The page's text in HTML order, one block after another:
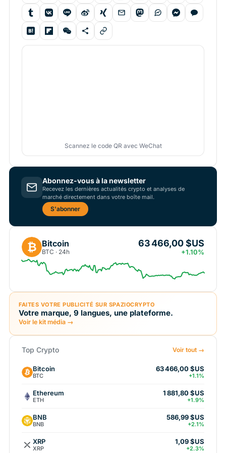
Scannez le code QR avec WeChat
Abonnez-vous à la newsletter
Recevez les dernières actualités crypto et analyses de
marché directement dans votre boîte mail.
S'abonner
₿ Bitcoin
BTC · 24h
63 466,00 $US
+1.10%
FAITES VOTRE PUBLICITÉ SUR SPAZIOCRYPTO
Votre marque, 9 langues, une plateforme.
Voir le kit média →
Top Crypto Voir tout →
Bitcoin
BTC
63 466,00 $US
+1.1%
Ethereum
ETH
1 881,80 $US
+1.9%
BNB
BNB
586,99 $US
+2.1%
XRP
XRP
1,09 $US
+2.3%